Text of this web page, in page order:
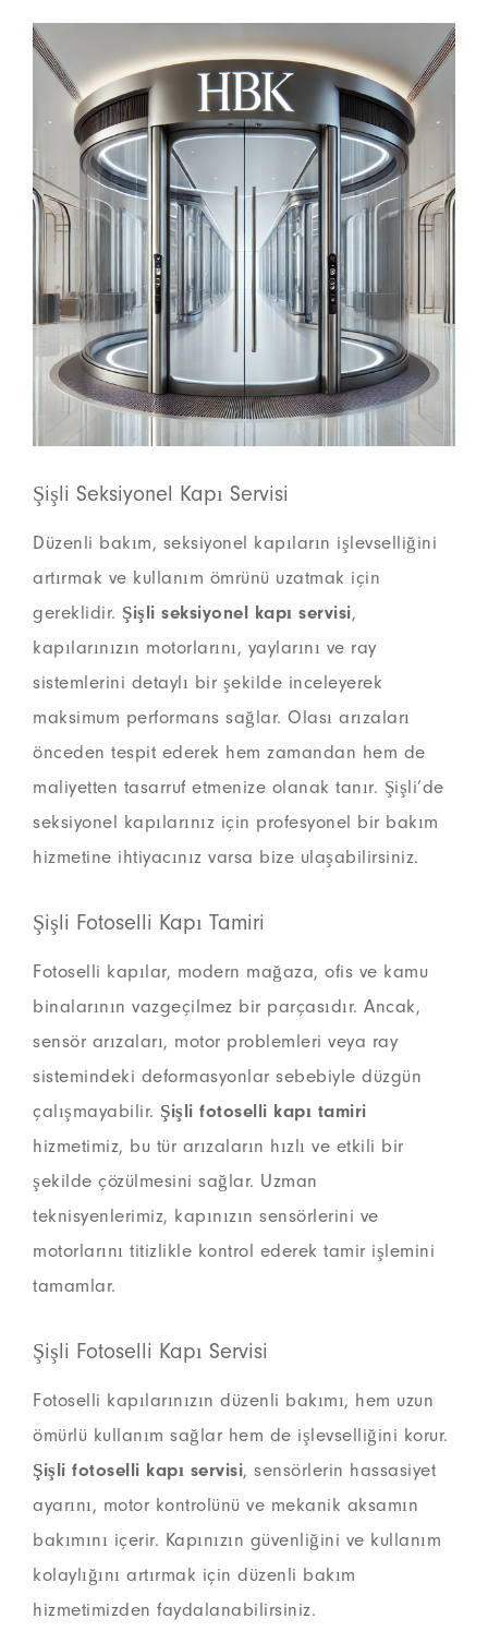
Şişli Seksiyonel Kapı Servisi
Düzenli bakım, seksiyonel kapıların işlevselliğini
artırmak ve kullanım ömrünü uzatmak için
gereklidir. Şişli seksiyonel kapı servisi,
kapılarınızın motorlarını, yaylarını ve ray
sistemlerini detaylı bir şekilde inceleyerek
maksimum performans sağlar. Olası arızaları
önceden tespit ederek hem zamandan hem de
maliyetten tasarruf etmenize olanak tanır. Şişli’de
seksiyonel kapılarınız için profesyonel bir bakım
hizmetine ihtiyacınız varsa bize ulaşabilirsiniz.
Şişli Fotoselli Kapı Tamiri
Fotoselli kapılar, modern mağaza, ofis ve kamu
binalarının vazgeçilmez bir parçasıdır. Ancak,
sensör arızaları, motor problemleri veya ray
sistemindeki deformasyonlar sebebiyle düzgün
çalışmayabilir. Şişli fotoselli kapı tamiri
hizmetimiz, bu tür arızaların hızlı ve etkili bir
şekilde çözülmesini sağlar. Uzman
teknisyenlerimiz, kapınızın sensörlerini ve
motorlarını titizlikle kontrol ederek tamir işlemini
tamamlar.
Şişli Fotoselli Kapı Servisi
Fotoselli kapılarınızın düzenli bakımı, hem uzun
ömürlü kullanım sağlar hem de işlevselliğini korur.
Şişli fotoselli kapı servisi, sensörlerin hassasiyet
ayarını, motor kontrolünü ve mekanik aksamın
bakımını içerir. Kapınızın güvenliğini ve kullanım
kolaylığını artırmak için düzenli bakım
hizmetimizden faydalanabilirsiniz.